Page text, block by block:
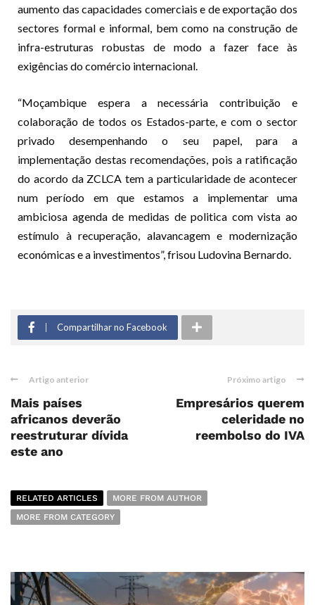
aumento das capacidades comerciais e de exportação dos
sectores formal e infor­mal, bem como na constru­ção de
infra-estruturas ro­bustas de modo a fazer face às
exigências do comércio internacional.
“Moçambique espera a necessária contribuição e
colaboração de todos os Estados-parte, e com o sector
privado desempen­hando o seu papel, para a
implementação destas recomendações, pois a rati­ficação
do acordo da ZCLCA tem a particularidade de acontecer
num período em que estamos a implementar uma
ambiciosa agenda de medidas de politica com vista ao
estímulo à recuperação, alavancagem e modernização
económicas e a investimentos”, frisou Lu­dovina Bernardo.
Compartilhar no Facebook
Artigo anterior
Mais países
africanos deverão
reestruturar dívida
este ano
Próximo artigo
Empresários querem
celeridade no
reembolso do IVA
RELATED ARTICLES
MORE FROM AUTHOR
MORE FROM CATEGORY